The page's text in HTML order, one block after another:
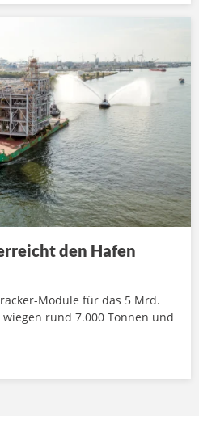
den Hafen
Module für das 5 Mrd.
wiegen rund 7.000 Tonnen und